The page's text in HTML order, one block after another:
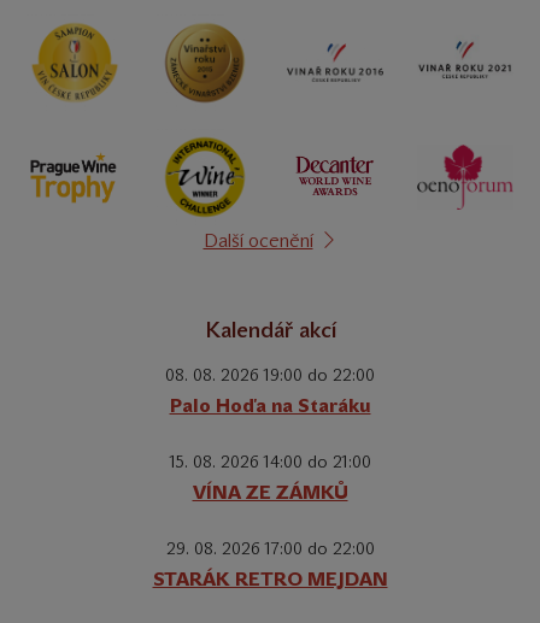
Další ocenění
Kalendář akcí
08. 08. 2026 19:00 do 22:00
Palo Hoďa na Staráku
15. 08. 2026 14:00 do 21:00
VÍNA ZE ZÁMKŮ
29. 08. 2026 17:00 do 22:00
STARÁK RETRO MEJDAN